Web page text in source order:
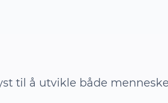
til å utvikle både